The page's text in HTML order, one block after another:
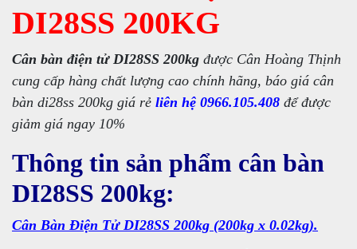
DI28SS 200KG
Cân bàn điện tử DI28SS 200kg được Cân Hoàng Thịnh
cung cấp hàng chất lượng cao chính hãng, báo giá cân
bàn di28ss 200kg giá rẻ liên hệ 0966.105.408 để được
giảm giá ngay 10%
Thông tin sản phẩm cân bàn
DI28SS 200kg:
Cân Bàn Điện Tử DI28SS 200kg (200kg x 0.02kg).